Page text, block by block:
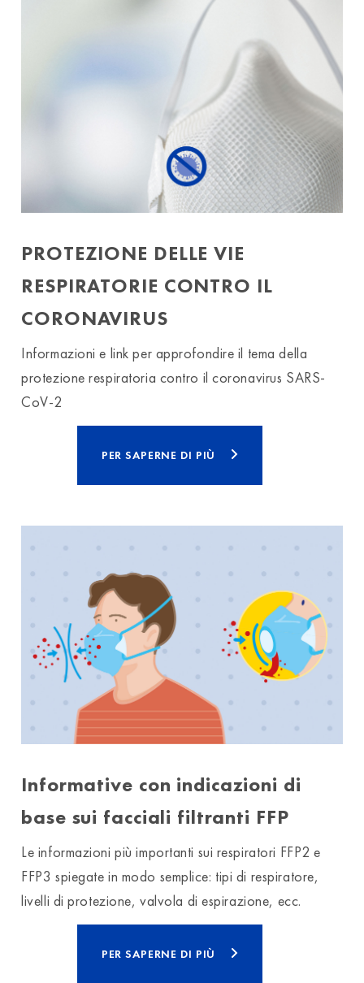
PER SAPERNE DI PIÙ
PROTEZIONE DELLE VIE
RESPIRATORIE CONTRO IL
CORONAVIRUS
Informazioni e link per approfondire il tema della
protezione respiratoria contro il coronavirus SARS-
CoV-2
PER SAPERNE DI PIÙ
Informative con indicazioni di
base sui facciali filtranti FFP
Le informazioni più importanti sui respiratori FFP2 e
FFP3 spiegate in modo semplice: tipi di respiratore,
livelli di protezione, valvola di espirazione, ecc.